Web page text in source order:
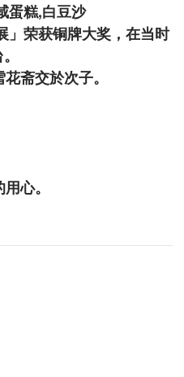
蛋糕,白豆沙
」荣获铜牌大奖，在当时
斋交於次子。
心。